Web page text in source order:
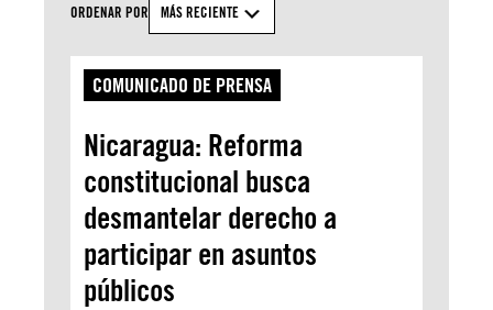
ORDENAR POR MÁS RECIENTE
COMUNICADO DE PRENSA
Nicaragua: Reforma
constitucional busca
desmantelar derecho a
participar en asuntos
públicos